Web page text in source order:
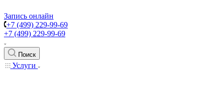
Запись онлайн
+7 (499) 229-99-69
+7 (499) 229-99-69
Поиск
Услуги